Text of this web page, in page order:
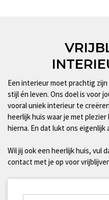
Een interieur moet prachtig
stijl én leven. Ons doel is voor
vooral uniek interieur te
heerlijk huis waar je met
hierna. En dat lukt ons eigenlijk
Wil jij ook een heerlijk huis, vul
contact met je op voor